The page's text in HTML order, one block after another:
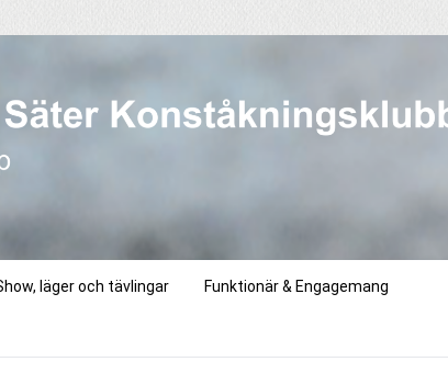
läger och tävlingar Funktionär & Engagemang